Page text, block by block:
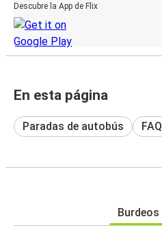
Descubre la App de Flix
En esta página
Paradas de autobús FAQ
Burdeos